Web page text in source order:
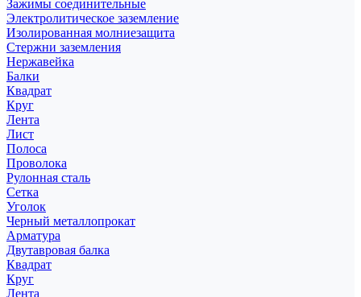
Зажимы соединительные
Электролитическое заземление
Изолированная молниезащита
Стержни заземления
Нержавейка
Балки
Квадрат
Круг
Лента
Лист
Полоса
Проволока
Рулонная сталь
Сетка
Уголок
Черный металлопрокат
Арматура
Двутавровая балка
Квадрат
Круг
Лента